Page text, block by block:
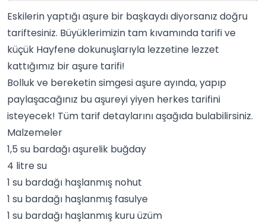
Eskilerin yaptığı aşure bir başkaydı diyorsanız doğru
tariftesiniz. Büyüklerimizin tam kıvamında tarifi ve
küçük Hayfenedokunuşlarıyla lezzetine lezzet
kattığımız bir aşure tarifi!
Bolluk ve bereketin simgesi aşure ayında, yapıp
paylaşacağınız bu aşureyi yiyen herkes tarifini
isteyecek! Tüm tarif detaylarını aşağıda bulabilirsiniz.
Malzemeler
1,5 su bardağı aşurelik buğday
4 litre su
1 su bardağı haşlanmış nohut
1 su bardağı haşlanmış fasulye
1 su bardağı haşlanmış kuru üzüm